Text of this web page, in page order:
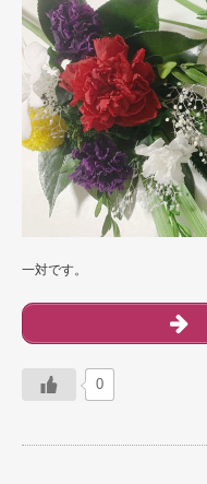
グッズ
永咲花の魅力
オプション
よくある質問
お問い合わせ
一対です。
0